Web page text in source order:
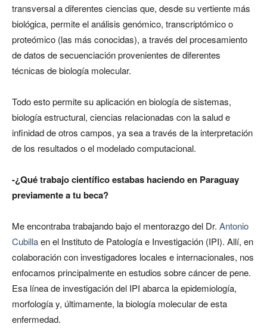
transversal a diferentes ciencias que, desde su vertiente más
biológica, permite el análisis genómico, transcriptómico o
proteómico (las más conocidas), a través del procesamiento
de datos de secuenciación provenientes de diferentes
técnicas de biología molecular.
Todo esto permite su aplicación en biología de sistemas,
biología estructural, ciencias relacionadas con la salud e
infinidad de otros campos, ya sea a través de la interpretación
de los resultados o el modelado computacional.
-¿Qué trabajo científico estabas haciendo en Paraguay
previamente a tu beca?
Me encontraba trabajando bajo el mentorazgo del Dr. Antonio
Cubillaen el Instituto de Patología e Investigación (IPI). Allí, en
colaboración con investigadores locales e internacionales, nos
enfocamos principalmente en estudios sobre cáncer de pene.
Esa línea de investigación del IPI abarca la epidemiología,
morfología y, últimamente, la biología molecular de esta
enfermedad.